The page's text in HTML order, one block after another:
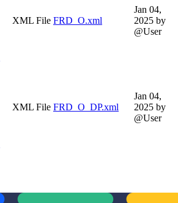
XML File FRD_O.xml
Jan 04,
2025 by
@User
XML File FRD_O_DP.xml
Jan 04,
2025 by
@User